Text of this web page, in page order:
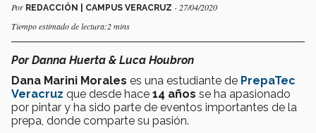
Por REDACCIÓN | CAMPUS VERACRUZ - 27/04/2020
Tiempo estimado de lectura:2 mins
Por Danna Huerta & Luca Houbron
Dana Marini Morales es una estudiante de PrepaTec
Veracruz que desde hace 14 años se ha apasionado
por pintar y ha sido parte de eventos importantes de la
prepa, donde comparte su pasión.